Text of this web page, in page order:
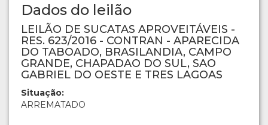
Dados do leilão
LEILÃO DE SUCATAS APROVEITÁVEIS -
RES. 623/2016 - CONTRAN - APARECIDA
DO TABOADO, BRASILANDIA, CAMPO
GRANDE, CHAPADAO DO SUL, SAO
GABRIEL DO OESTE E TRES LAGOAS
Situação:
ARREMATADO